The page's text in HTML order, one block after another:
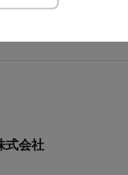
式会社